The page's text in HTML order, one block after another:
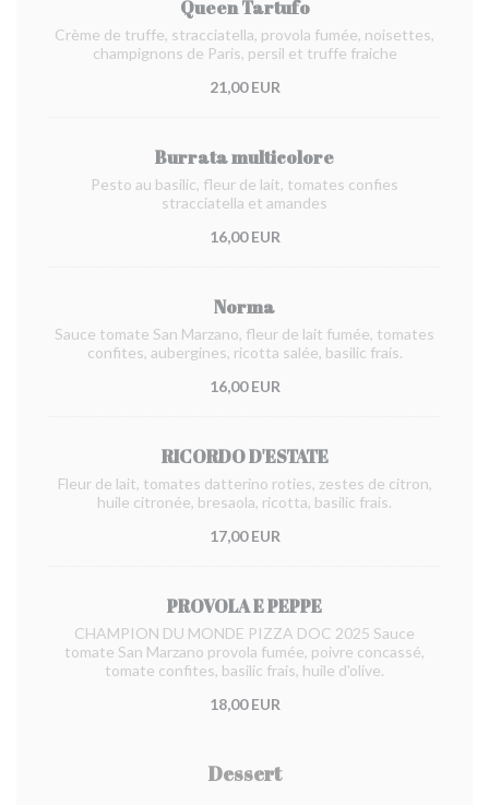
Queen Tartufo
Crème de truffe, stracciatella, provola fumée, noisettes,
champignons de Paris, persil et truffe fraiche
21,00 EUR
Burrata multicolore
Pesto au basilic, fleur de lait, tomates confies
stracciatella et amandes
16,00 EUR
Norma
Sauce tomate San Marzano, fleur de lait fumée, tomates
confites, aubergines, ricotta salée, basilic frais.
16,00 EUR
RICORDO D'ESTATE
Fleur de lait, tomates datterino roties, zestes de citron,
huile citronée, bresaola, ricotta, basilic frais.
17,00 EUR
PROVOLA E PEPPE
CHAMPION DU MONDE PIZZA DOC 2025 Sauce
tomate San Marzano provola fumée, poivre concassé,
tomate confites, basilic frais, huile d'olive.
18,00 EUR
Dessert